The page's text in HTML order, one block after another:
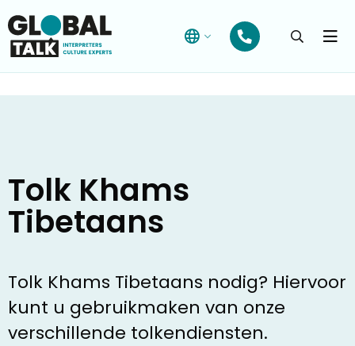
Open
Tolk Khams
Tibetaans
Tolk Khams Tibetaans nodig? Hiervoor
kunt u gebruikmaken van onze
verschillende tolkendiensten.